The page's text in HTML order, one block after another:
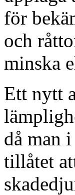
för
och
minska
Ett nytt
då man
tillåtet